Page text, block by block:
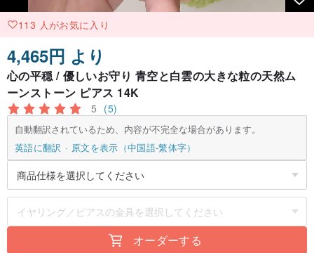
113 人がお気に入り
4,465円 より
心の平穏 / 優しいお守り 青空と白雲の大きな粒の天然ム
ーンストーン ピアス 14K
5 (5)
自動翻訳されているため、内容が不完全な場合があります。
英語に翻訳
原文を表示（中国語-繁体字）
オーダーする